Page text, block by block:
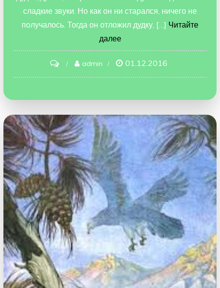
сладкие звуки. Но как он ни старался, ничего не
получалось. Тогда он отложил дудку, […] Читайте
далее
on
Рыбак.
admin 01.12.2016